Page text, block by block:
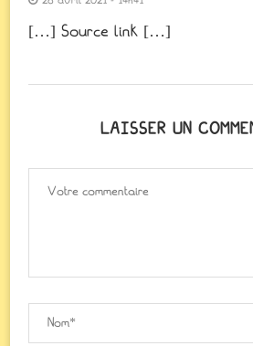
[…] Source link […]
LAISSER UN